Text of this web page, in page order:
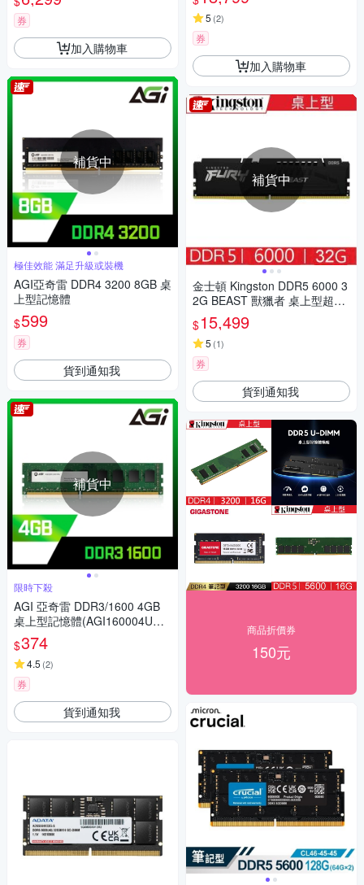
券
加入購物車
補貨中
極佳效能 滿足升級或裝機
AGI亞奇雷 DDR4 3200 8GB 桌
上型記憶體
$599
券
貨到通知我
補貨中
限時下殺
AGI 亞奇雷 DDR3/1600 4GB
桌上型記憶體(AGI160004UD1
28)
$374
4.5 (2)
券
貨到通知我
5 (2)
券
加入購物車
補貨中
金士頓 Kingston DDR5 6000 3
2G BEAST 獸獵者 桌上型超頻
記憶體 KF560C30BBE-32
$15,499
5 (1)
券
貨到通知我
商品折價券
150元